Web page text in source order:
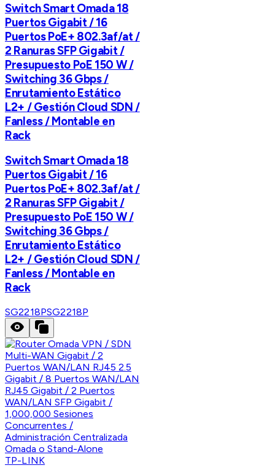
Switch Smart Omada 18
Puertos Gigabit / 16
Puertos PoE+ 802.3af/at /
2 Ranuras SFP Gigabit /
Presupuesto PoE 150 W /
Switching 36 Gbps /
Enrutamiento Estático
L2+ / Gestión Cloud SDN /
Fanless / Montable en
Rack
Switch Smart Omada 18
Puertos Gigabit / 16
Puertos PoE+ 802.3af/at /
2 Ranuras SFP Gigabit /
Presupuesto PoE 150 W /
Switching 36 Gbps /
Enrutamiento Estático
L2+ / Gestión Cloud SDN /
Fanless / Montable en
Rack
SG2218PSG2218P
TP-LINK